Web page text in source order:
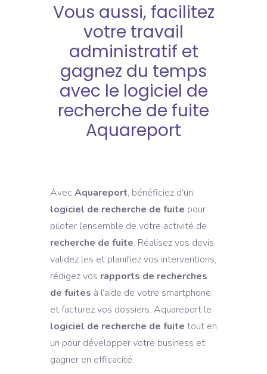
Vous aussi, facilitez
votre travail
administratif et
gagnez du temps
avec le logiciel de
recherche de fuite
Aquareport
Avec Aquareport, bénéficiez d’un
logiciel de recherche de fuite pour
piloter l’ensemble de votre activité de
recherche de fuite. Réalisez vos devis,
validez les et planifiez vos interventions,
rédigez vos rapports de recherches
de fuites à l’aide de votre smartphone,
et facturez vos dossiers. Aquareport le
logiciel de recherche de fuite tout en
un pour développer votre business et
gagner en efficacité.